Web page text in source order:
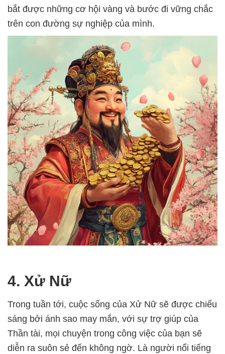
bắt được những cơ hội vàng và bước đi vững chắc
trên con đường sự nghiệp của mình.
4. Xử Nữ
Trong tuần tới, cuộc sống của Xử Nữ sẽ được chiếu
sáng bởi ánh sao may mắn, với sự trợ giúp của
Thần tài, mọi chuyện trong công việc của bạn sẽ
diễn ra suôn sẻ đến không ngờ. Là người nổi tiếng